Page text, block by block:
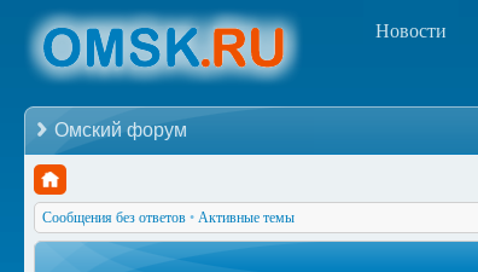
Новости
Омский форум
Сообщения без ответов • Активные темы